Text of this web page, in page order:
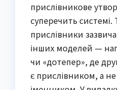
прислівникове
суперечить системі.
прислівники
інших моделей —
чи «дотепер», де
є прислівником, а